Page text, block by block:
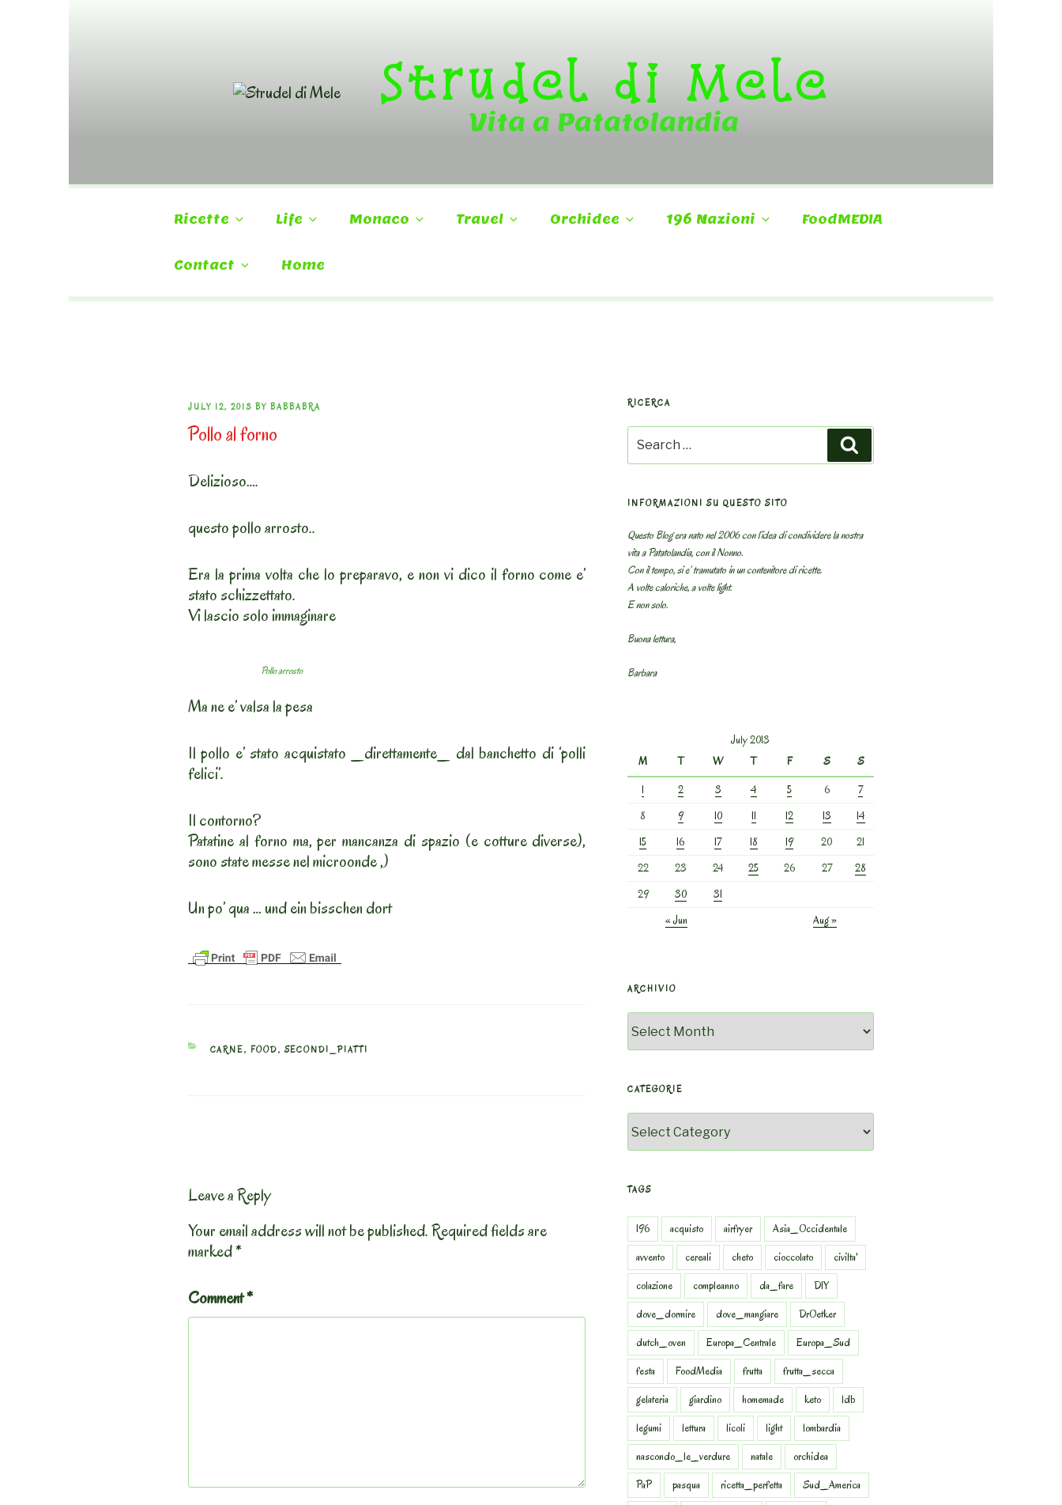
Strudel di Mele
Vita a Patatolandia
Ricette Life Monaco Travel Orchidee 196 Nazioni FoodMEDIA
Contact Home
POSTED
ON
JULY 12, 2013 BY BABBABRA
Pollo al forno
Delizioso….
questo pollo arrosto..
Era la prima volta che lo preparavo, e non vi dico il forno come e’
stato schizzettato.
Vi lascio solo immaginare
Pollo arrosto
Ma ne e’ valsa la pesa
Il pollo e’ stato acquistato _direttamente_ dal banchetto di ‘polli
felici’.
Il contorno?
Patatine al forno ma, per mancanza di spazio (e cotture diverse),
sono state messe nel microonde ,)
Un po’ qua … und ein bisschen dort
CATEGORIES
CARNE, FOOD,SECONDI_PIATTI
Leave a Reply
Your email address will not be published.Required fields are
marked*
Comment*
RICERCA
for:
INFORMAZIONI SU QUESTO SITO
Questo Blog era nato nel 2006 con l’idea di condividere la nostra
vita a Patatolandia, con il Nonno.
Con il tempo, si e’ tramutato in un contenitore di ricette.
A volte caloriche, a volte light.
E non solo.
Buona lettura,
Barbara
July 2013
M
T W T F S
S
1
2 3 4 5 6
7
8
9 10 11 12 13
14
15
16 17 18 19 20
21
22
23 24 25 26 27
28
29
30
31
« Jun
Aug »
ARCHIVIO
CATEGORIE
TAGS
196 acquisto airfryer
Asia_Occidentale
avvento
cereali cheto cioccolato
civilta'
colazione
compleanno da_fare
DIY
dove_dormire
dove_mangiare
DrOetker
dutch_oven
Europa_Centrale
Europa_Sud
festa
FoodMedia frutta
frutta_secca
gelateria
giardino homemade keto
ldb
legumi
lettura licoli light
lombardia
nascondo_le_verdure
natale
orchidea
PaP
pasqua ricetta_perfetta
Sud_America